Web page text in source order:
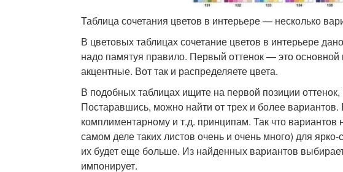
Таблица сочетания цветов в интерьере — несколько
В цветовых таблицах сочетание цветов в интерьере
надо памятуя правило. Первый оттенок — это
акцентные. Вот так и распределяете цвета.
В подобных таблицах ищите на первой позиции
Постаравшись, можно найти от трех и более
комплиментарному и т.д. принципам. Так что
самом деле таких листов очень и очень много) для
их будет еще больше. Из найденных вариантов
импонирует.